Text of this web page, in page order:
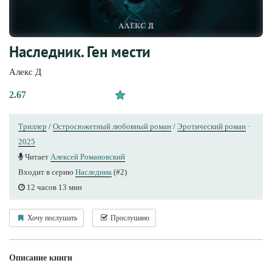
Наследник. Ген мести
Алекс Д
2.67
Триллер / Остросюжетный любовный роман / Эротический роман ·
2025
Читает Алексей Романовский
Входит в серию Наследник (#2)
12 часов 13 мин
Хочу послушать Прослушано
Описание книги